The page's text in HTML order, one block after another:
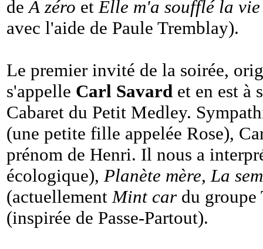
deÀ zéro etElle m'a soufflé la vie
avec l'aide de Paule Tremblay).
Le premier invité de la soirée,
s'appelle Carl Savard et en est à
Cabaret du Petit Medley.
(une petite fille appelée Rose),
prénom de Henri. Il nous a
écologique), Planète mère, La
(actuellementMint car du
(inspirée de Passe-Partout).